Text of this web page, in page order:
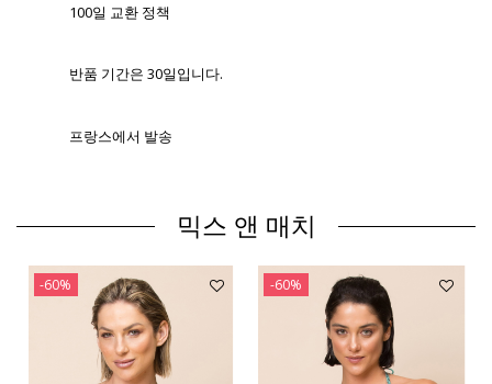
100일 교환 정책
반품 기간은 30일입니다.
프랑스에서 발송
믹스 앤 매치
-60% -60%